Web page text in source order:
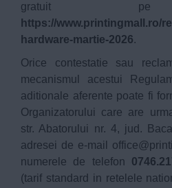
gratuit pe
https://www.printingmall.ro/
hardware-martie-2026.
Orice contestatie sau
mecanismul acestui
aditionale aferente poate fi
Organizatorului care are
str. Abatorului nr. 4, jud.
adresei de e-mail
numerele de telefon
(tarif standard in retelele